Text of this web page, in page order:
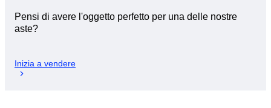
Pensi di avere l'oggetto perfetto per una delle nostre
aste?
Inizia a vendere